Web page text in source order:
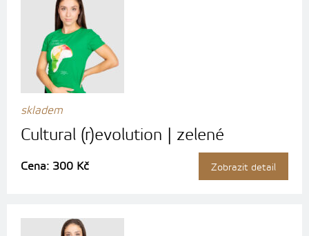
skladem
Cultural (r)evolution | zelené
Cena: 300 Kč Zobrazit detail